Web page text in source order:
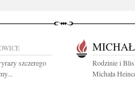
szczerego
Rodzinie i
Michała